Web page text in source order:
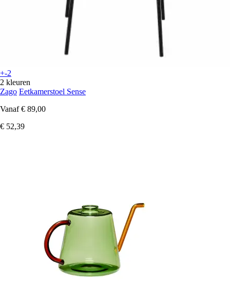
+-2
2 kleuren
Zago Eetkamerstoel Sense
Vanaf € 89,00
€ 52,39